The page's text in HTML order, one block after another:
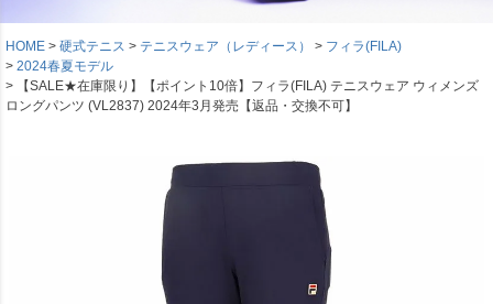
HOME 硬式テニス テニスウェア（レディース）
フィラ(FILA)
2024春夏モデル
【SALE★在庫限り】【ポイント10倍】フィラ(FILA) テニスウェア ウィメンズ
ロングパンツ (VL2837) 2024年3月発売【返品・交換不可】